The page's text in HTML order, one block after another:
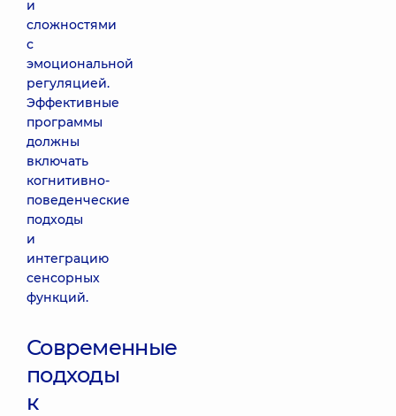
и
сложностями
с
эмоциональной
регуляцией.
Эффективные
программы
должны
включать
когнитивно-
поведенческие
подходы
и
интеграцию
сенсорных
функций.
Современные
подходы
к